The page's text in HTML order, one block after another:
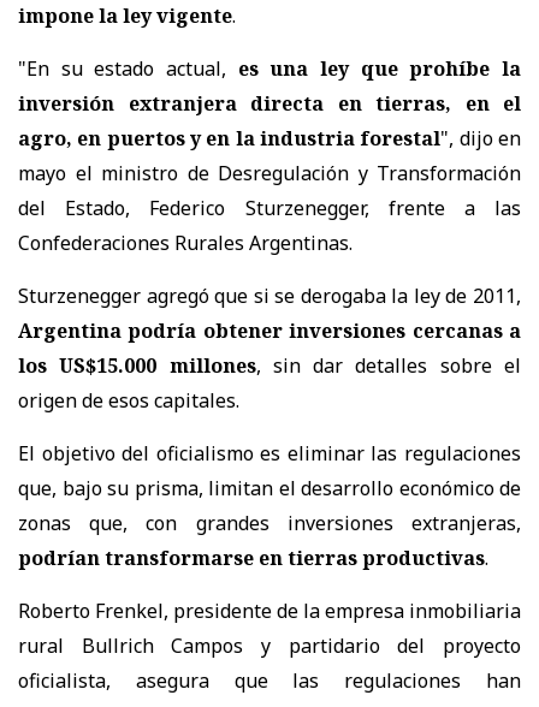
impone la ley vigente.
"En su estado actual, es una ley que prohíbe la
inversión extranjera directa en tierras, en el
agro, en puertos y en la industria forestal", dijo en
mayo el ministro de Desregulación y Transformación
del Estado, Federico Sturzenegger, frente a las
Confederaciones Rurales Argentinas.
Sturzenegger agregó que si se derogaba la ley de 2011,
Argentina podría obtener inversiones cercanas a
los US$15.000 millones, sin dar detalles sobre el
origen de esos capitales.
El objetivo del oficialismo es eliminar las regulaciones
que, bajo su prisma, limitan el desarrollo económico de
zonas que, con grandes inversiones extranjeras,
podrían transformarse en tierras productivas.
Roberto Frenkel, presidente de la empresa inmobiliaria
rural Bullrich Campos y partidario del proyecto
oficialista, asegura que las regulaciones han